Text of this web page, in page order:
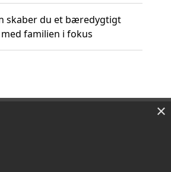
skaber du et bæredygtigt
familien i fokus
×